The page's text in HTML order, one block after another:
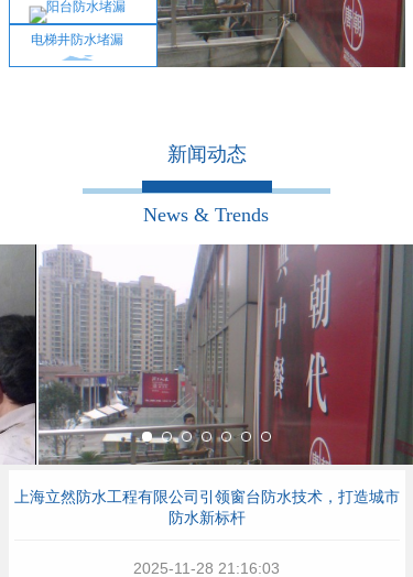
电梯井防水堵漏
News & Trends
新闻动态
上海立然防水工程有限公司引领窗台防水技术，打造城市
防水新标杆
2025-11-28 21:16:03